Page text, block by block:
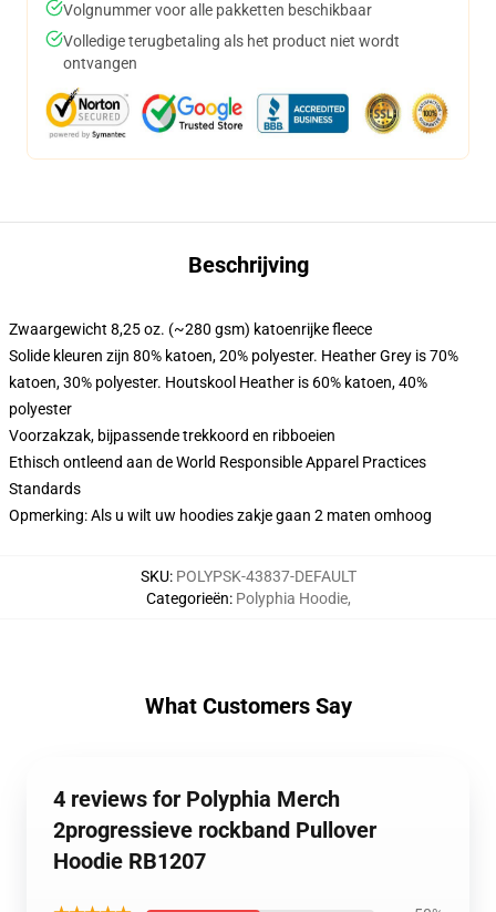
Volgnummer voor alle pakketten beschikbaar
Volledige terugbetaling als het product niet wordt
ontvangen
Beschrijving
Zwaargewicht 8,25 oz. (~280 gsm) katoenrijke fleece
Solide kleuren zijn 80% katoen, 20% polyester. Heather Grey is 70%
katoen, 30% polyester. Houtskool Heather is 60% katoen, 40%
polyester
Voorzakzak, bijpassende trekkoord en ribboeien
Ethisch ontleend aan de World Responsible Apparel Practices
Standards
Opmerking: Als u wilt uw hoodies zakje gaan 2 maten omhoog
SKU: POLYPSK-43837-DEFAULT
Categorieën: Polyphia Hoodie,
What Customers Say
4 reviews for Polyphia Merch
2progressieve rockband Pullover
Hoodie RB1207